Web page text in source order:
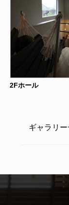
2Fホール
ギャラリ